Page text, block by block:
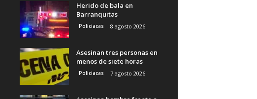
Herido de bala en
Barranquitas
Policiacas 8 agosto 2026
Asesinan tres personas en
menos de siete horas
Policiacas 7 agosto 2026